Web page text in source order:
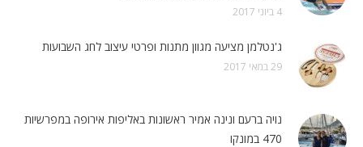
4 ביוני 2017
ג'נטלמן מציעה מגוון מתנות ופרטי עיצוב לחג השבועות
29 במאי 2017
נויה ברעם ונינה אמיר ראשונות באליפות אירופה במפרשיות
470 במונקו